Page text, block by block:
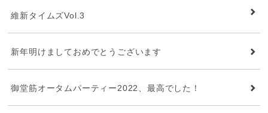
維新タイムズVol.3
新年明けましておめでとうございます
御堂筋オータムパーティー2022、最高でした！